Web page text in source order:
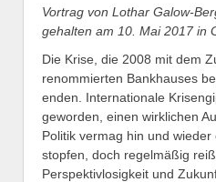
Vortrag von Lothar Galow-
gehalten am 10. Mai 2017 in
Die Krise, die 2008 mit dem
renommierten Bankhauses
enden. Internationale
geworden, einen wirklichen
Politik vermag hin und
stopfen, doch regelmäßig
Perspektivlosigkeit und